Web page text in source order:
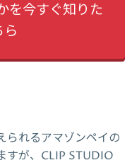
を今すぐ知りた
られるアマゾンペイの
すが、CLIP STUDIO